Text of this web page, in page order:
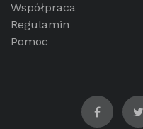
Współpraca
Regulamin
Pomoc